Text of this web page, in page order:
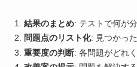
結果のまとめ: テストで何が
問題点のリスト化: 見つかっ
重要度の判断: 各問題がどれ